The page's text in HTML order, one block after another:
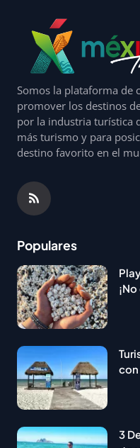
Somos la plataforma de
promover los destinos
por la industria turística
más turismo y para
destino favorito en el
Populares
3